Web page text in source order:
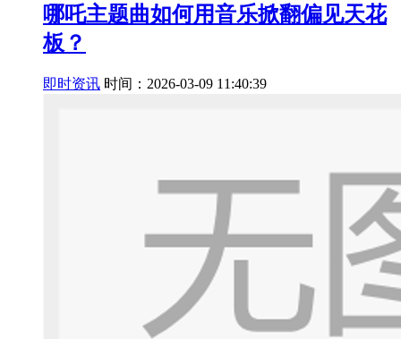
哪吒主题曲如何用音乐掀翻偏见天花
板？
即时资讯 时间：2026-03-09 11:40:39